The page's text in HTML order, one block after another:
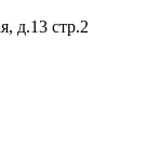
д.13 стр.2